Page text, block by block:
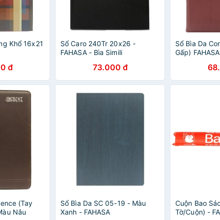
Khổ 16x21
đ
Sổ Caro 240Tr 20x26 -
FAHASA - Bìa Simili
73.000 đ
Sổ Bìa Da
Gấp)
(Tay
Nâu
Sổ Bìa Da SC 05-19 - Màu
Xanh - FAHASA
Cuộn Bao
Tờ/Cuộn) -